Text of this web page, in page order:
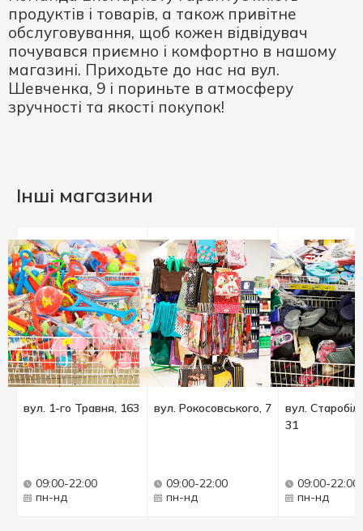
продуктів і товарів, а також привітне
обслуговування, щоб кожен відвідувач
почувався приємно і комфортно в нашому
магазині. Приходьте до нас на вул.
Шевченка, 9 і пориньте в атмосферу
зручності та якості покупок!
Інші магазини
вул. 1-го Травня, 163
09:00-22:00
пн-нд
вул. Рокосовського, 7
09:00-22:00
пн-нд
вул.
31
09:00-22:00
пн-нд